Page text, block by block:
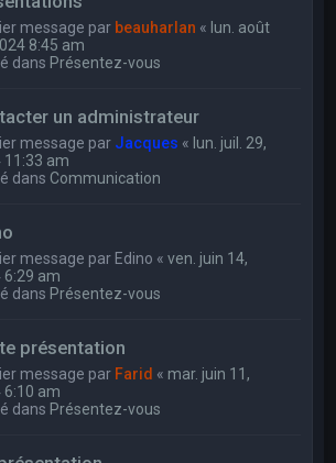
message par beauharlan « lun. août
8:45 am
dans Présentez-vous
un administrateur
message par Jacques « lun. juil. 29,
11:33 am
dans Communication
message par Edino «ven. juin 14,
6:29 am
dans Présentez-vous
présentation
message par Farid « mar. juin 11,
6:10 am
dans Présentez-vous